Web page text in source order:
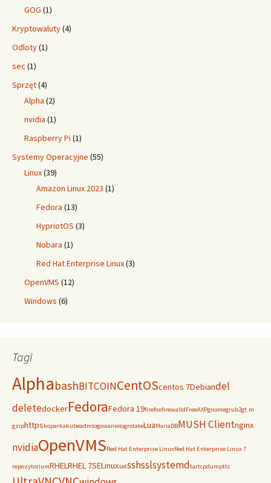
GOG (1)
Kryptowaluty(4)
Odloty(1)
sec (1)
Sprzęt(4)
Alpha (2)
nvidia (1)
Raspberry Pi (1)
Systemy Operacyjne (55)
Linux(39)
Amazon Linux 2023 (1)
Fedora (13)
HypriotOS (3)
Nobara (1)
Red Hat Enterprise Linux(3)
OpenVMS (12)
Windows (6)
Tagi
AlphabashBITCOINCentOScentos 7Debiandel
deletedockerFedoraFedora 19firefoxfirewalldFreeAXPgnomegrub2gt.m
gziphttpskoparkakubeadmlogowanielogrotateLuaMariaDBMUSH Clientnginx
nvidiaOpenVMSRed Hat Enterprise LinuxRed Hat Enterprise Linux 7
repozytoriumRHELRHEL 7SELinuxsetsshsslsystemdtartcpdumptls